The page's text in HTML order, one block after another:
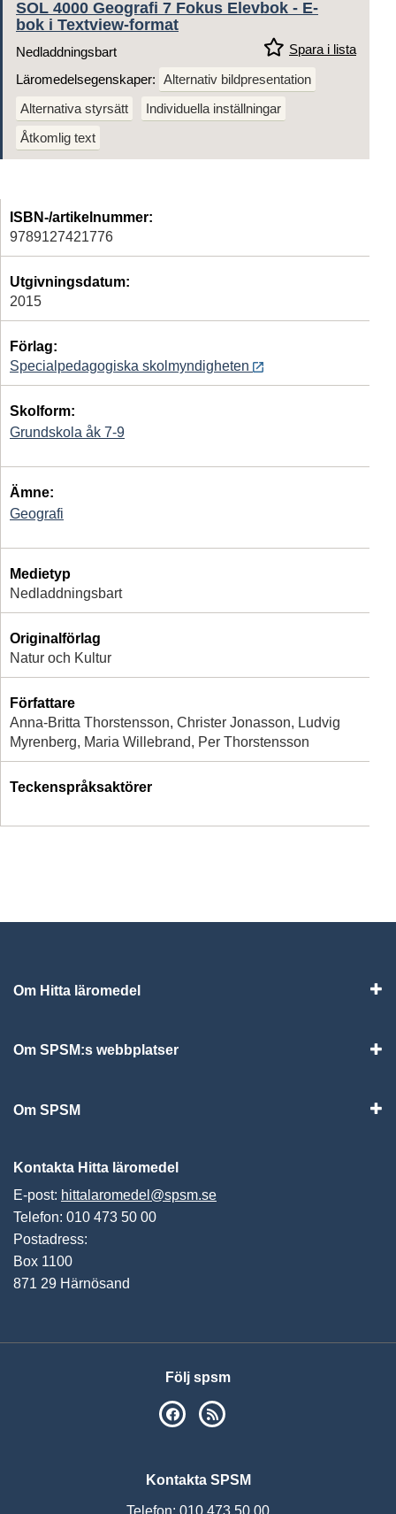
SOL 4000 Geografi 7 Fokus Elevbok - E-
bok i Textview-format
Spara i lista
Nedladdningsbart
Läromedelsegenskaper: Alternativ bildpresentation
Alternativa styrsätt
Individuella inställningar
Åtkomlig text
ISBN-/artikelnummer:
9789127421776
Utgivningsdatum:
2015
Förlag:
Specialpedagogiska skolmyndigheten
Skolform:
Grundskola åk 7-9
Ämne:
Geografi
Medietyp
Nedladdningsbart
Originalförlag
Natur och Kultur
Författare
Anna-Britta Thorstensson, Christer Jonasson, Ludvig
Myrenberg, Maria Willebrand, Per Thorstensson
Teckenspråksaktörer
Om Hitta läromedel
Om SPSM:s webbplatser
Om SPSM
Kontakta Hitta läromedel
E-post: hittalaromedel@spsm.se
Telefon: 010 473 50 00
Postadress:
Box 1100
871 29 Härnösand
Följ spsm
SPSM på Facebook
Kontakta SPSM
Telefon: 010 473 50 00